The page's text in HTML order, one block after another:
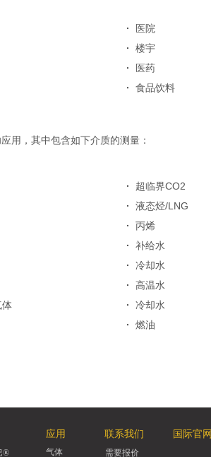
用，其中包含如下介质的测量：
·
医院
· 楼宇
·
医药
· 食品饮料
· 超临界CO2
· 液态烃/LNG
· 丙烯
· 补给水
· 冷却水
· 高温水
· 冷却水
· 燃油
体
应用 联系我们 国际官网
需要报价
气体
®